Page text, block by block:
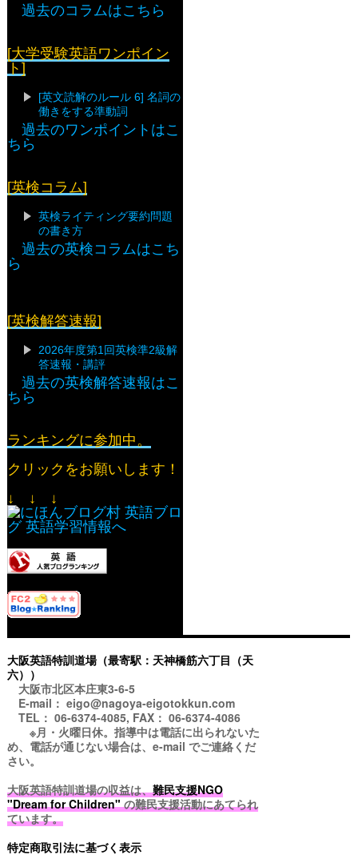
過去のコラムはこちら
[大学受験英語ワンポイン
ト]
[英文読解のルール 6] 名詞の
働きをする準動詞
過去のワンポイントはこ
ちら
[英検コラム]
英検ライティング要約問題
の書き方
過去の英検コラムはこち
ら
[英検解答速報]
2026年度第1回英検準2級解
答速報・講評
過去の英検解答速報はこ
ちら
ランキングに参加中。
クリックをお願いします！
↓ ↓ ↓
大阪英語特訓道場（最寄駅：天神橋筋六丁目（天
六））
大阪市北区本庄東3-6-5
E-mail： eigo@nagoya-eigotokkun.com
TEL： 06-6374-4085, FAX： 06-6374-4086
※月・火曜日休。指導中は電話に出られないた
め、電話が通じない場合は、e-mail でご連絡くだ
さい。
大阪英語特訓道場の収益は、難民支援NGO
"Dream for Children"の難民支援活動にあてられ
ています。
特定商取引法に基づく表示